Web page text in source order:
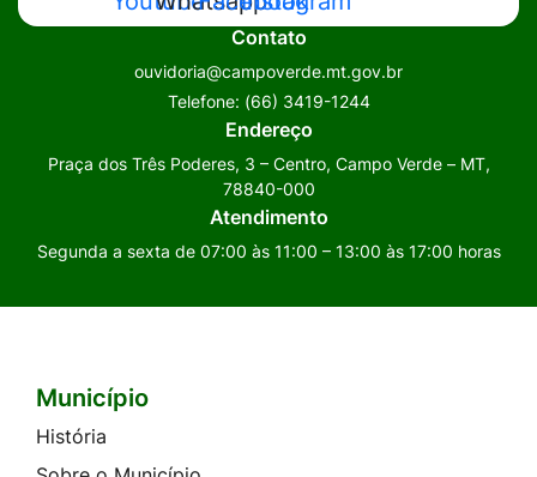
a
Social
a
Social
Whatsapp
a
Rede
Social
Facebook
a
Rede
Social
Instagram
Contato
ouvidoria@campoverde.mt.gov.br
Telefone: (66) 3419-1244
Endereço
Praça dos Três Poderes, 3 – Centro, Campo Verde – MT,
78840-000
Atendimento
Segunda a sexta de 07:00 às 11:00 – 13:00 às 17:00 horas
Seção do Rodapé e Contato
Município
História